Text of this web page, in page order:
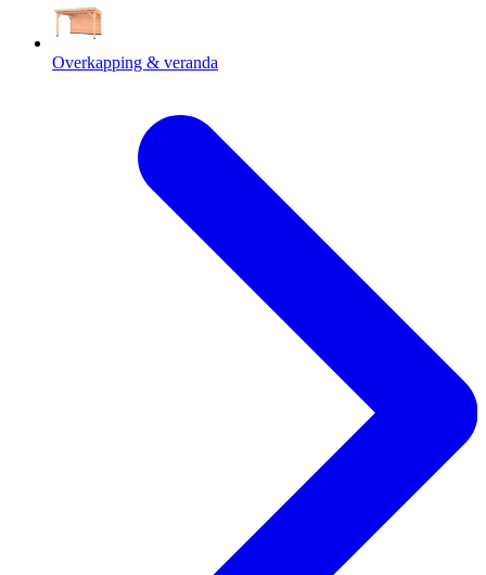
Overkapping & veranda